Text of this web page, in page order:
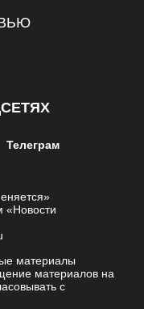
Телеграм
«Новости
материалы
материалов на
с